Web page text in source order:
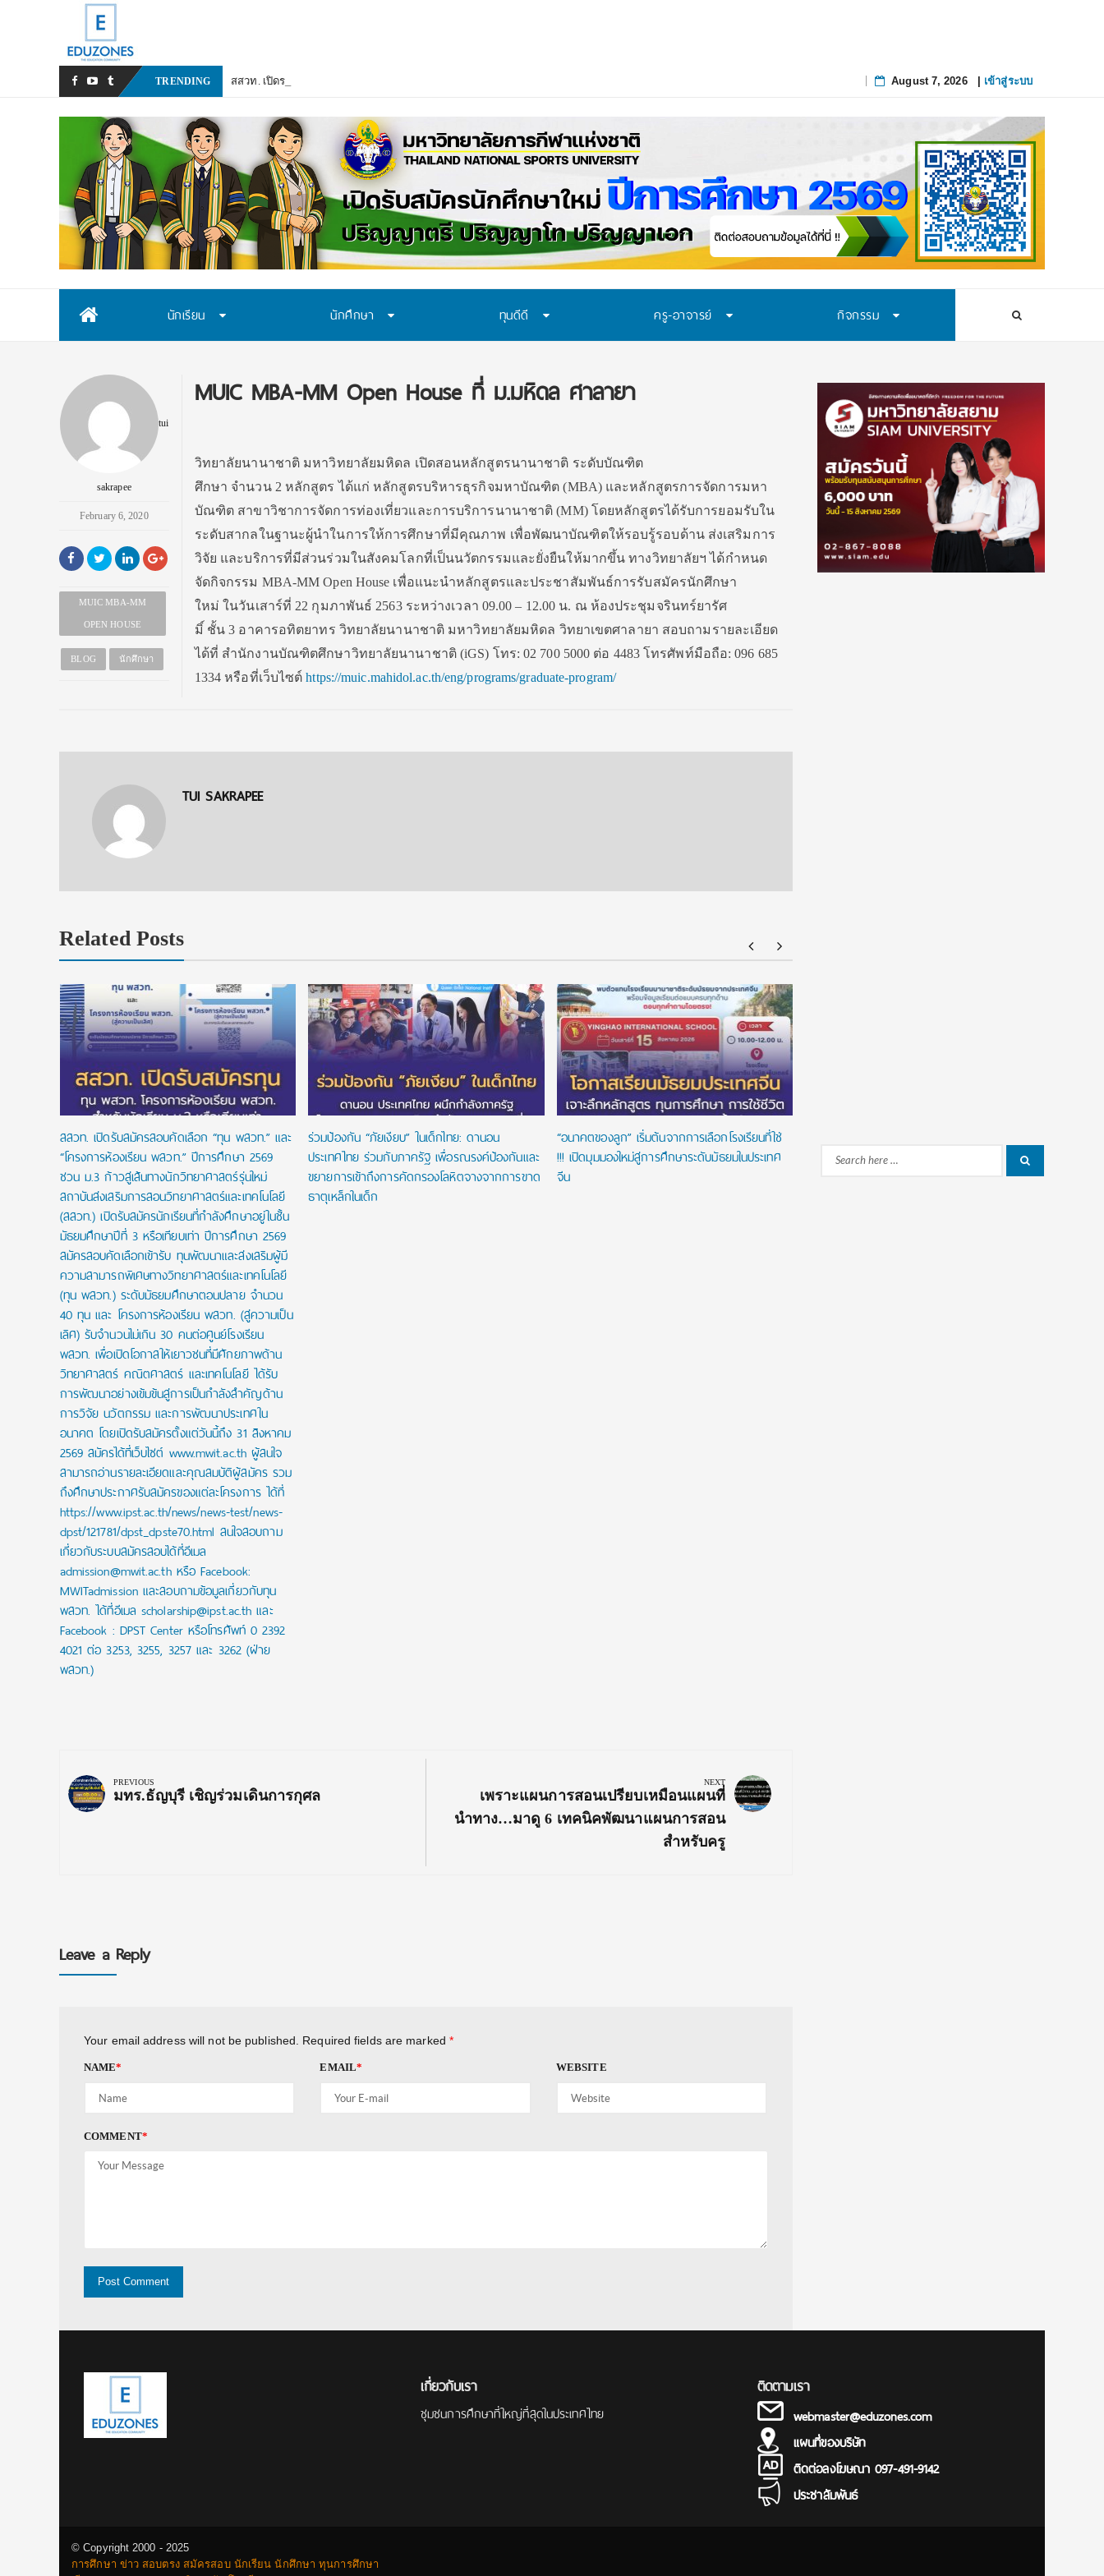
TRENDING สสวท. เปิดรับสมัครสอบคัดเลือก “ทุน พสวท.” และ “โครงกา August 7, 2026| เข้าสู่ระบบ
นักเรียน นักศึกษา ทุนดีดี ครู-อาจารย์ กิจกรรม
tui
sakrapee
February 6, 2020
MUIC MBA-MM
OPEN HOUSE
BLOG นักศึกษา
MUIC MBA-MM Open House ที่ ม.มหิดล ศาลายา
วิทยาลัยนานาชาติ มหาวิทยาลัยมหิดล เปิดสอนหลักสูตรนานาชาติ ระดับบัณฑิต
ศึกษา จำนวน 2 หลักสูตร ได้แก่ หลักสูตรบริหารธุรกิจมหาบัณฑิต (MBA) และหลักสูตรการจัดการมหา
บัณฑิต สาขาวิชาการจัดการท่องเที่ยวและการบริการนานาชาติ (MM) โดยหลักสูตรได้รับการยอมรับใน
ระดับสากลในฐานะผู้นำในการให้การศึกษาที่มีคุณภาพ เพื่อพัฒนาบัณฑิตให้รอบรู้รอบด้าน ส่งเสริมการ
วิจัย และบริการที่มีส่วนร่วมในสังคมโลกที่เป็นนวัตกรรมและยั่งยืนให้มากขึ้น ทางวิทยาลัยฯ ได้กำหนด
จัดกิจกรรม MBA-MM Open House เพื่อแนะนำหลักสูตรและประชาสัมพันธ์การรับสมัครนักศึกษา
ใหม่ ในวันเสาร์ที่ 22 กุมภาพันธ์ 2563 ระหว่างเวลา 09.00 – 12.00 น. ณ ห้องประชุมจรินทร์ยารัศ
มิ์ ชั้น 3 อาคารอทิตยาทร วิทยาลัยนานาชาติ มหาวิทยาลัยมหิดล วิทยาเขตศาลายา สอบถามรายละเอียด
ได้ที่ สำนักงานบัณฑิตศึกษาวิทยาลัยนานาชาติ (iGS) โทร: 02 700 5000 ต่อ 4483 โทรศัพท์มือถือ: 096 685
1334 หรือที่เว็บไซต์https://muic.mahidol.ac.th/eng/programs/graduate-program/
TUI SAKRAPEE
Related Posts
สสวท. เปิดรับสมัครสอบคัดเลือก “ทุน พสวท.” และ
“โครงการห้องเรียน พสวท.” ปีการศึกษา 2569
ชวน ม.3 ก้าวสู่เส้นทางนักวิทยาศาสตร์รุ่นใหม่
สถาบันส่งเสริมการสอนวิทยาศาสตร์และเทคโนโลยี
(สสวท.) เปิดรับสมัครนักเรียนที่กำลังศึกษาอยู่ในชั้น
มัธยมศึกษาปีที่ 3 หรือเทียบเท่า ปีการศึกษา 2569
สมัครสอบคัดเลือกเข้ารับ ทุนพัฒนาและส่งเสริมผู้มี
ความสามารถพิเศษทางวิทยาศาสตร์และเทคโนโลยี
(ทุน พสวท.) ระดับมัธยมศึกษาตอนปลาย จำนวน
40 ทุน และ โครงการห้องเรียน พสวท. (สู่ความเป็น
เลิศ) รับจำนวนไม่เกิน 30 คนต่อศูนย์โรงเรียน
พสวท. เพื่อเปิดโอกาสให้เยาวชนที่มีศักยภาพด้าน
วิทยาศาสตร์ คณิตศาสตร์ และเทคโนโลยี ได้รับ
การพัฒนาอย่างเข้มข้นสู่การเป็นกำลังสำคัญด้าน
การวิจัย นวัตกรรม และการพัฒนาประเทศใน
อนาคต โดยเปิดรับสมัครตั้งแต่วันนี้ถึง 31 สิงหาคม
2569 สมัครได้ที่เว็บไซต์ www.mwit.ac.th ผู้สนใจ
สามารถอ่านรายละเอียดและคุณสมบัติผู้สมัคร รวม
ถึงศึกษาประกาศรับสมัครของแต่ละโครงการ ได้ที่
https://www.ipst.ac.th/news/news-test/news-
dpst/121781/dpst_dpste70.html สนใจสอบถาม
เกี่ยวกับระบบสมัครสอบได้ที่อีเมล
admission@mwit.ac.th หรือ Facebook:
MWITadmission และสอบถามข้อมูลเกี่ยวกับทุน
พสวท. ได้ที่อีเมล scholarship@ipst.ac.th และ
Facebook : DPST Center หรือโทรศัพท์ 0 2392
4021 ต่อ 3253, 3255, 3257 และ 3262 (ฝ่าย
พสวท.)
ร่วมป้องกัน “ภัยเงียบ” ในเด็กไทย: ดานอน
ประเทศไทย ร่วมกับภาครัฐ เพื่อรณรงค์ป้องกันและ
ขยายการเข้าถึงการคัดกรองโลหิตจางจากการขาด
ธาตุเหล็กในเด็ก
“อนาคตของลูก” เริ่มต้นจากการเลือกโรงเรียนที่ใช่
!!! เปิดมุมมองใหม่สู่การศึกษาระดับมัธยมในประเทศ
จีน
navigation
PREVIOUS
Previous
มทร.ธัญบุรี เชิญร่วมเดินการกุศล
NEXT
Next
Post:
เพราะแผนการสอนเปรียบเหมือนแผนที่
นำทาง…มาดู 6 เทคนิคพัฒนาแผนการสอน
สำหรับครู
Leave a Reply
Your email address will not be published. Required fields are marked *
NAME* EMAIL* WEBSITE
COMMENT*
Search
เกี่ยวกับเรา
ชุมชนการศึกษาที่ใหญ่ที่สุดในประเทศไทย
ติดตามเรา
webmaster@eduzones.com
แผนที่ของบริษัท
ติดต่อลงโฆษณา 097-491-9142
ประชาสัมพันธ์
© Copyright 2000 - 2025
การศึกษา ข่าว สอบตรง สมัครสอบ นักเรียน นักศึกษา ทุนการศึกษา